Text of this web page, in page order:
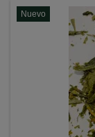
Nuevo